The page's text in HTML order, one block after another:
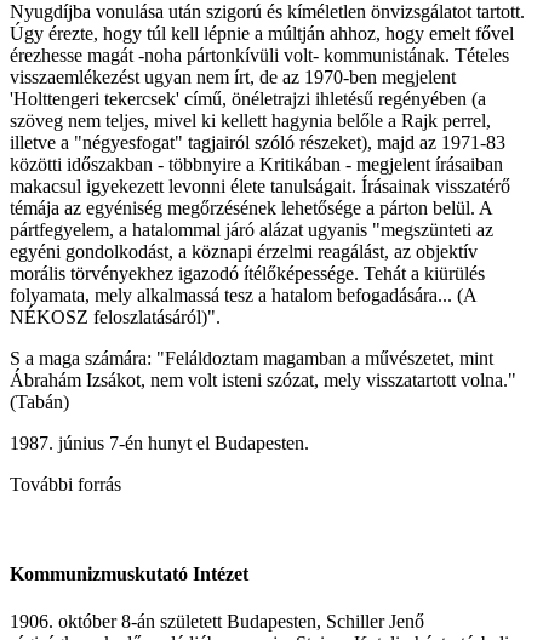
Nyugdíjba vonulása után szigorú és kíméletlen önvizsgálatot tartott.
Úgy érezte, hogy túl kell lépnie a múltján ahhoz, hogy emelt fővel
érezhesse magát -noha pártonkívüli volt- kommunistának. Tételes
visszaemlékezést ugyan nem írt, de az 1970-ben megjelent
'Holttengeri tekercsek' című, önéletrajzi ihletésű regényében (a
szöveg nem teljes, mivel ki kellett hagynia belőle a Rajk perrel,
illetve a "négyesfogat" tagjairól szóló részeket), majd az 1971-83
közötti időszakban - többnyire a Kritikában - megjelent írásaiban
makacsul igyekezett levonni élete tanulságait. Írásainak visszatérő
témája az egyéniség megőrzésének lehetősége a párton belül. A
pártfegyelem, a hatalommal járó alázat ugyanis "megszünteti az
egyéni gondolkodást, a köznapi érzelmi reagálást, az objektív
morális törvényekhez igazodó ítélőképessége. Tehát a kiürülés
folyamata, mely alkalmassá tesz a hatalom befogadására... (A
NÉKOSZ feloszlatásáról)".
S a maga számára: "Feláldoztam magamban a művészetet, mint
Ábrahám Izsákot, nem volt isteni szózat, mely visszatartott volna."
(Tabán)
1987. június 7-én hunyt el Budapesten.
További forrás
Kommunizmuskutató Intézet
1906. október 8-án született Budapesten, Schiller Jenő